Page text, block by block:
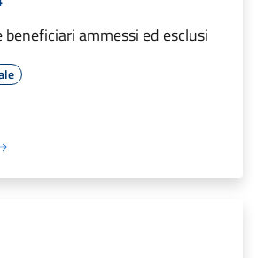
beneficiari ammessi ed esclusi